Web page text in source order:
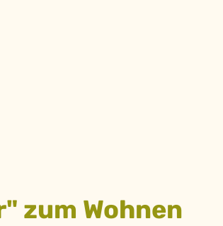
zum Wohnen